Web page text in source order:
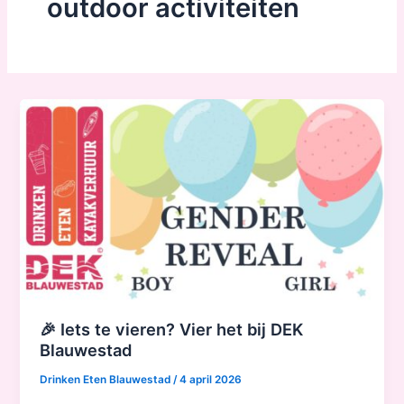
outdoor activiteiten
🎉 Iets te vieren? Vier het bij DEK
Blauwestad
Drinken Eten Blauwestad/4 april 2026